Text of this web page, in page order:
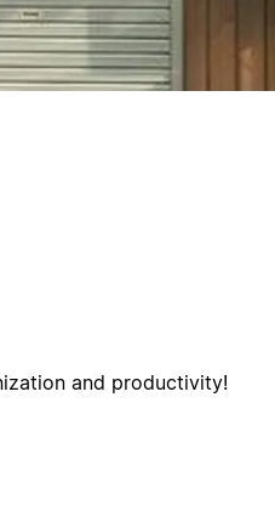
and productivity!